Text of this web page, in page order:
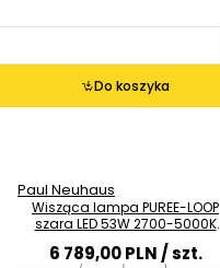
Do koszyka
Paul Neuhaus
Wisząca lampa PUREE-LOOP
szara LED 53W 2700-5000K
pierścień do jadalni nad stół
2551-15
6 789,00 PLN/ szt.